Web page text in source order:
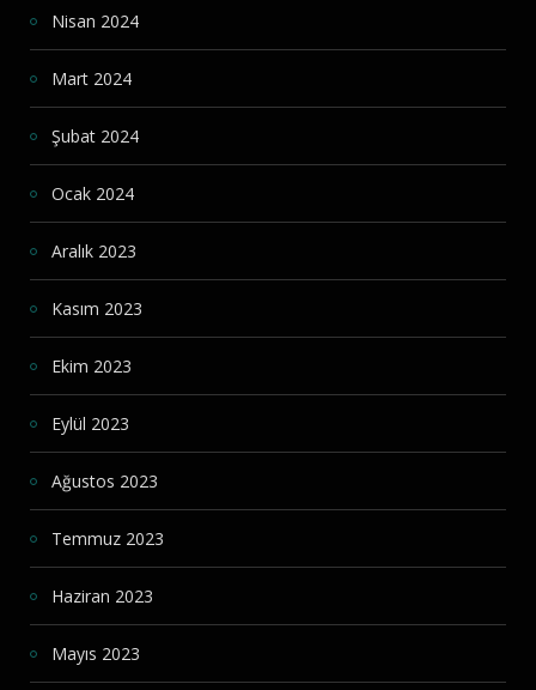
Nisan 2024
Mart 2024
Şubat 2024
Ocak 2024
Aralık 2023
Kasım 2023
Ekim 2023
Eylül 2023
Ağustos 2023
Temmuz 2023
Haziran 2023
Mayıs 2023